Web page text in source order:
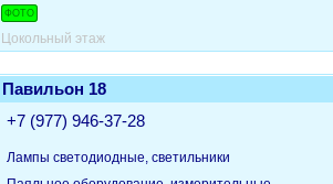
ФОТО
Цокольный этаж
Павильон 18
+7 (977) 946-37-28
Лампы светодиодные, светильники